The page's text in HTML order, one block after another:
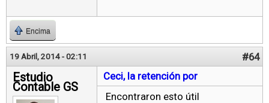
Encima
19 Abril, 2014 - 02:11 #64
Estudio
Contable GS
Ceci, la retención por
Encontraron esto útil